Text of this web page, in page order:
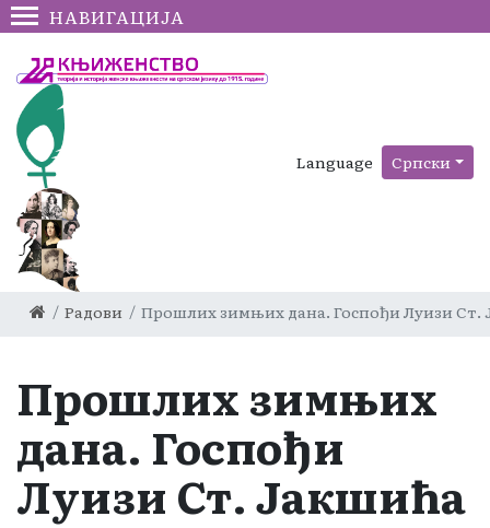
НАВИГАЦИЈА
Language Српски
Радови Прошлих зимњих дана. Госпођи Луизи Ст.
Прошлих зимњих
дана. Госпођи
Луизи Ст. Јакшића